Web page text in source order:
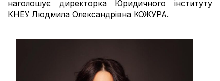
наголошує директорка Юридичного інституту
КНЕУ Людмила Олександрівна КОЖУРА.